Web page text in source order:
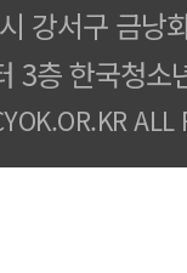
강서구 금낭
3층 한국청소
ALL